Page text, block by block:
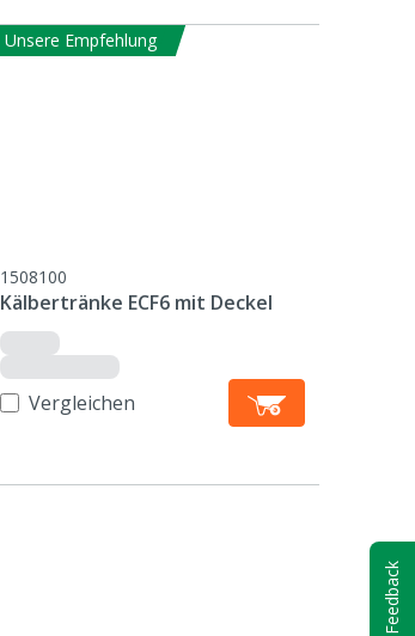
Unsere Empfehlung
1508100
Kälbertränke ECF6 mit Deckel
Vergleichen
Feedback